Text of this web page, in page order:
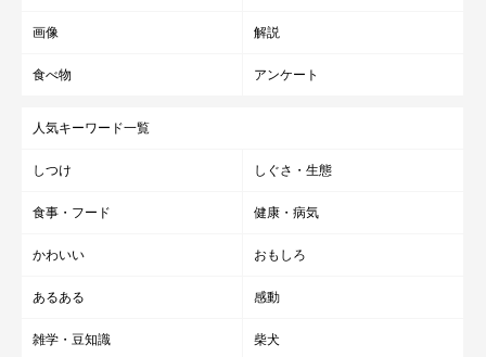
画像 解説
食べ物 アンケート
人気キーワード一覧
しつけ しぐさ・生態
食事・フード 健康・病気
かわいい おもしろ
あるある 感動
雑学・豆知識 柴犬